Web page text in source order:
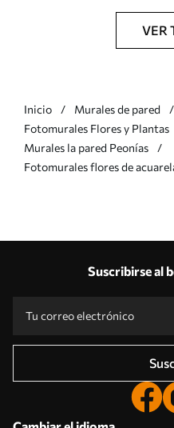
VER
Inicio
Murales de pared
Fotomurales Flores y Plantas
Murales la pared Peonías
Fotomurales flores de
Suscribirse al